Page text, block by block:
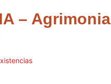
– Agrimonia